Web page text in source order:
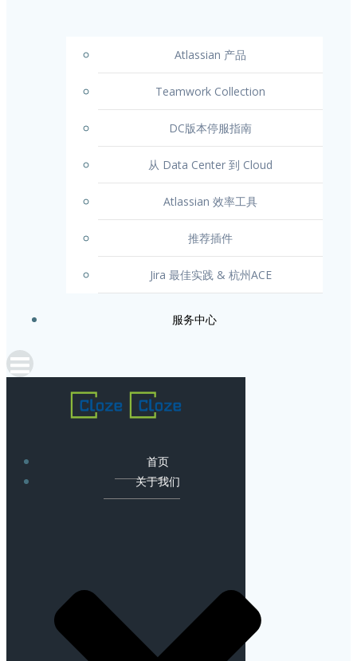
Atlassian 产品
Teamwork Collection
DC版本停服指南
从 Data Center 到 Cloud
Atlassian 效率工具
推荐插件
Jira 最佳实践 & 杭州ACE
服务中心
首页
关于我们